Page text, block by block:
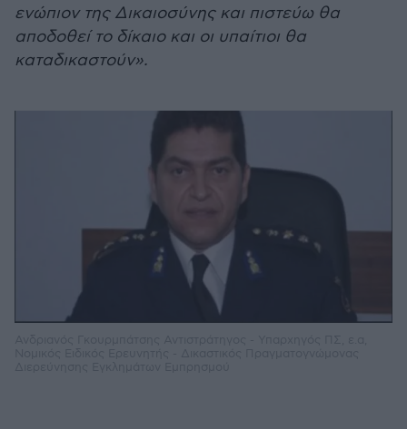
ενώπιον της Δικαιοσύνης και πιστεύω θα
αποδοθεί το δίκαιο και οι υπαίτιοι θα
καταδικαστούν».